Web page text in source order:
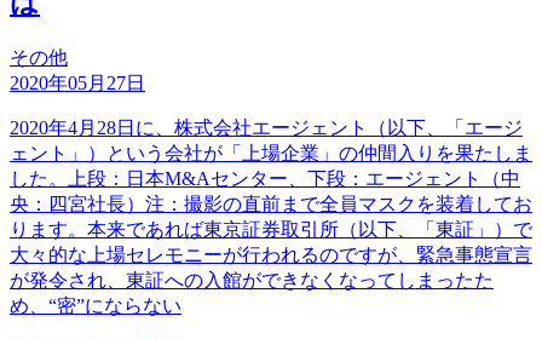
その他
2020年05月27日
2020年4月28日に、株式会社エージェント（以下、「エージ
ェント」）という会社が「上場企業」の仲間入りを果たしま
した。上段：日本M&Aセンター、下段：エージェント（中
央：四宮社長）注：撮影の直前まで全員マスクを装着してお
ります。本来であれば東京証券取引所（以下、「東証」）で
大々的な上場セレモニーが行われるのですが、緊急事態宣言
が発令され、東証への入館ができなくなってしまったた
め、“密”にならない